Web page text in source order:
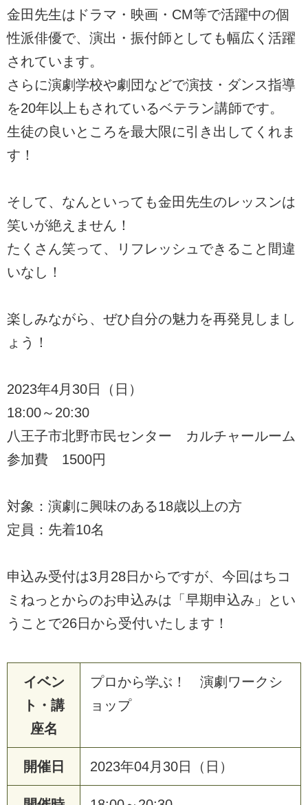
金田先生はドラマ・映画・CM等で活躍中の個
性派俳優で、演出・振付師としても幅広く活躍
されています。
さらに演劇学校や劇団などで演技・ダンス指導
を20年以上もされているベテラン講師です。
生徒の良いところを最大限に引き出してくれま
す！
そして、なんといっても金田先生のレッスンは
笑いが絶えません！
たくさん笑って、リフレッシュできること間違
いなし！
楽しみながら、ぜひ自分の魅力を再発見しまし
ょう！
2023年4月30日（日）
18:00～20:30
八王子市北野市民センター カルチャールーム
参加費 1500円
対象：演劇に興味のある18歳以上の方
定員：先着10名
申込み受付は3月28日からですが、今回はちコ
ミねっとからのお申込みは「早期申込み」とい
うことで26日から受付いたします！
イベン
ト・講
座名
プロから学ぶ！ 演劇ワークシ
ョップ
開催日 2023年04月30日（日）